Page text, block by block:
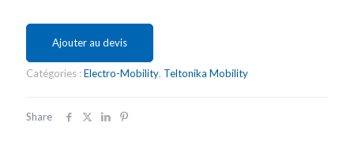
Ajouter au devis
Catégories :Electro-Mobility, Teltonika Mobility
Share